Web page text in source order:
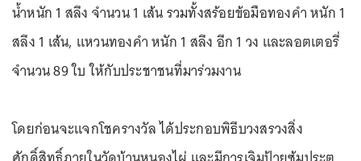
น้ำหนัก 1 สลึง จำนวน 1 เส้น รวมทั้งสร้อยข้อมือทองคำ หนัก 1
สลึง 1 เส้น, แหวนทองคำ หนัก 1 สลึง อีก 1 วง และลอตเตอรี่
จำนวน 89 ใบ ให้กับประชาชนที่มาร่วมงาน
โดยก่อนจะแจกโชครางวัล ได้ประกอบพิธีบวงสรวงสิ่ง